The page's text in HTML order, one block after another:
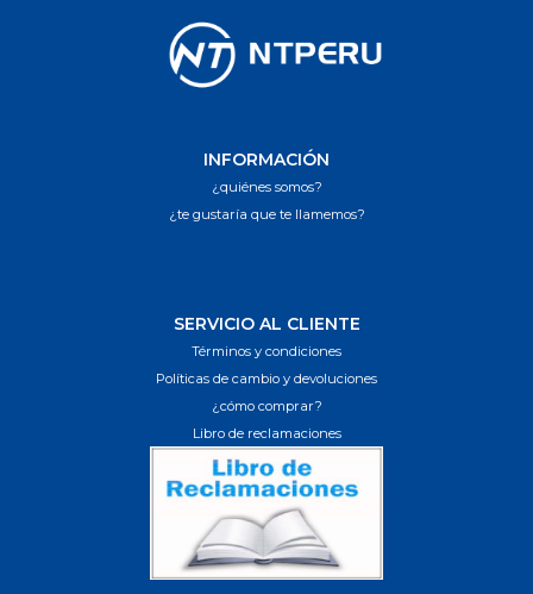
INFORMACIÓN
¿quiénes somos?
¿te gustaría que te llamemos?
SERVICIO AL CLIENTE
Términos y condiciones
Políticas de cambio y devoluciones
¿cómo comprar?
Libro de reclamaciones